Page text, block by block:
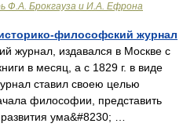
Ф.А. Брокгауза и И.А. Ефрона
философский журнал
журнал, издавался в Москве с
в месяц, а с 1829 г. в виде
ставил своею целью
философии, представить
ума&#8230; …